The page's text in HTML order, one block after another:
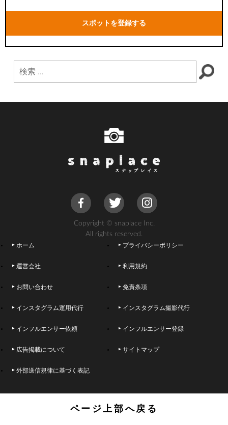
スポットを登録する
Copyright © snaplace Inc.
All rights reserved.
ホーム プライバシーポリシー
運営会社 利用規約
お問い合わせ 免責条項
インスタグラム運用代行 インスタグラム撮影代行
インフルエンサー依頼 インフルエンサー登録
広告掲載について サイトマップ
外部送信規律に基づく表記
ページ上部へ戻る